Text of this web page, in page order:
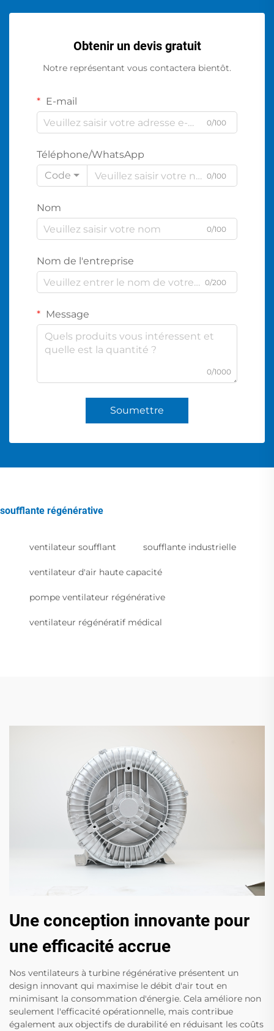
Obtenir un devis gratuit
Notre représentant vous contactera bientôt.
E-mail
0/100
Téléphone/WhatsApp
Code
0/100
Nom
0/100
Nom de l'entreprise
0/200
Message
0/1000
Soumettre
soufflante régénérative
ventilateur soufflant soufflante industrielle
ventilateur d'air haute capacité
pompe ventilateur régénérative
ventilateur régénératif médical
Une conception innovante pour
une efficacité accrue
Nos ventilateurs à turbine régénérative présentent un
design innovant qui maximise le débit d'air tout en
minimisant la consommation d'énergie. Cela améliore non
seulement l'efficacité opérationnelle, mais contribue
également aux objectifs de durabilité en réduisant les coûts